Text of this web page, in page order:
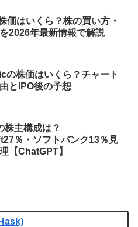
価はいくら？株の買い方・
を2026年最新情報で解説
の株価はいくら？チャート
とIPO後の予想
株主構成は？
％・ソフトバンク13％見
【ChatGPT】